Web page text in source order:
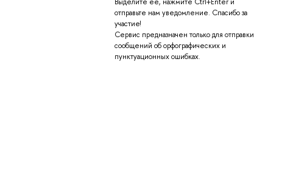
отправьте нам уведомление. Спасибо за
участие!
Сервис предназначен только для отправки
сообщений об орфографических и
пунктуационных ошибках.